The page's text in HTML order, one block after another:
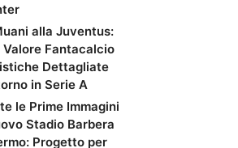
alla Juventus:
Valore Fantacalcio
Dettagliate
in Serie A
le Prime Immagini
Stadio Barbera
Progetto per